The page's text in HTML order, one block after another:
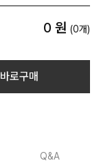
0 원 (0개)
바로구매
Q&A